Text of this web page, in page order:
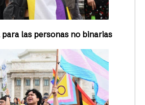
las personas no binarias